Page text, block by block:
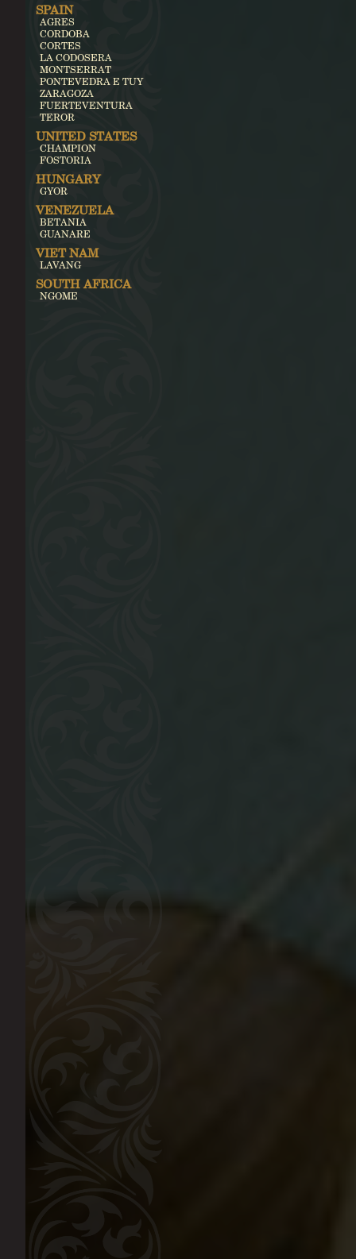
SPAIN
AGRES
CORDOBA
CORTES
LA CODOSERA
MONTSERRAT
PONTEVEDRA E TUY
ZARAGOZA
FUERTEVENTURA
TEROR
UNITED STATES
CHAMPION
FOSTORIA
HUNGARY
GYOR
VENEZUELA
BETANIA
GUANARE
VIET NAM
LAVANG
SOUTH AFRICA
NGOME